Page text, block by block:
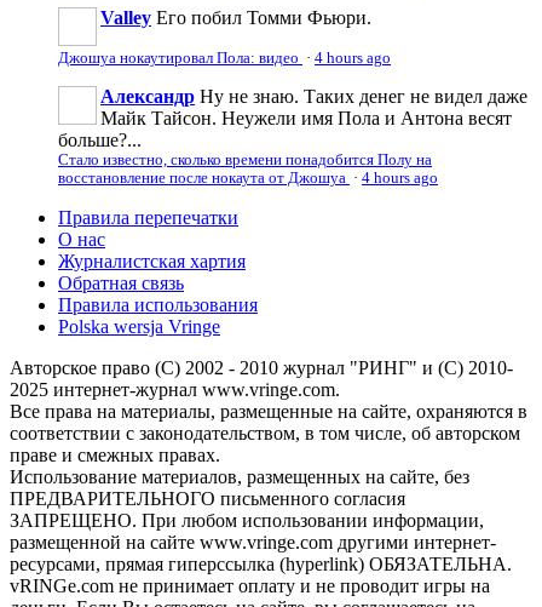
Valley Его побил Томми Фьюри.
Джошуа нокаутировал Пола: видео · 4 hours ago
Александр Ну не знаю. Таких денег не видел даже
Майк Тайсон. Неужели имя Пола и Антона весят
больше?...
Стало известно, сколько времени понадобится Полу на
восстановление после нокаута от Джошуа · 4 hours ago
Правила перепечатки
О нас
Журналистская хартия
Обратная связь
Правила использования
Polska wersja Vringe
Авторское право (С) 2002 - 2010 журнал "РИНГ" и (С) 2010-
2025 интернет-журнал www.vringe.com.
Все права на материалы, размещенные на сайте, охраняются в
соответствии с законодательством, в том числе, об авторском
праве и смежных правах.
Использование материалов, размещенных на сайте, без
ПРЕДВАРИТЕЛЬНОГО письменного согласия
ЗАПРЕЩЕНО. При любом использовании информации,
размещенной на сайте www.vringe.com другими интернет-
ресурсами, прямая гиперссылка (hyperlink) ОБЯЗАТЕЛЬНА.
vRINGe.com не принимает оплату и не проводит игры на